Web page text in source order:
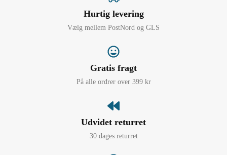
Hurtig levering
Vælg mellem PostNord og GLS
Gratis fragt
På alle ordrer over 399 kr
Udvidet returret
30 dages returret